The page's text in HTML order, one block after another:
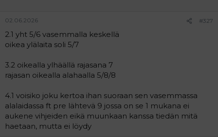
02.06.2026 #327
2.1 yht 5/6 vasemmalla keskellä
oikea ylälaita soli 5/7
3.2 oikealla ylhäällä rajasana 7
rajasan oikealla alahaalla 5/8/8
4.1 voisiko joku kertoa ihan suoraan sen vasemmassa
alalaidassa ft pre lähtevä 9 jossa on se 1 mukana ei
aukene vihjeiden eikä muunkaan kanssa tiedän mitä
haetaan, mutta ei löydy